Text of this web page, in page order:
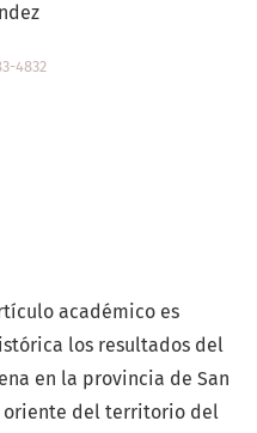
4832
académico es
los resultados del
en la provincia de San
oriente del territorio del